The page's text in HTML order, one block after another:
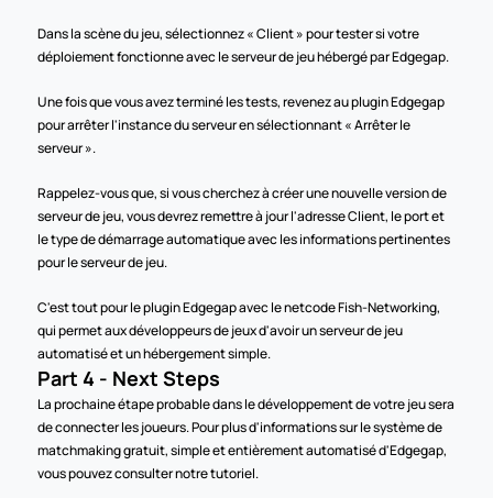
Dans la scène du jeu, sélectionnez « Client » pour tester si votre
déploiement fonctionne avec le serveur de jeu hébergé par Edgegap.
Une fois que vous avez terminé les tests, revenez au plugin Edgegap
pour arrêter l'instance du serveur en sélectionnant « Arrêter le
serveur ».
Rappelez-vous que, si vous cherchez à créer une nouvelle version de
serveur de jeu, vous devrez remettre à jour l'adresse Client, le port et
le type de démarrage automatique avec les informations pertinentes
pour le serveur de jeu.
C'est tout pour le plugin Edgegap avec le netcode Fish-Networking,
qui permet aux développeurs de jeux d'avoir un serveur de jeu
automatisé et un hébergement simple.
Part 4 - Next Steps
La prochaine étape probable dans le développement de votre jeu sera
de connecter les joueurs. Pour plus d'informations sur le système de
matchmaking gratuit, simple et entièrement automatisé d'Edgegap,
vous pouvez consulter notre tutoriel.